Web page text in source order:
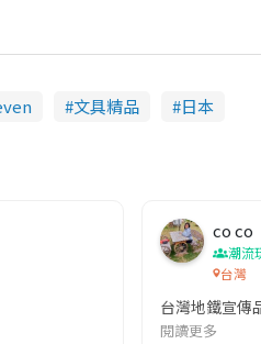
文具精品 日本
主軸圍繞女主角柳寶娜 —— 表面
co co
潮流
台灣
台灣地鐵宣傳
閱讀更多